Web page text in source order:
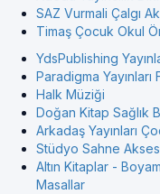
SAZ Vurmali Çalgı
Timaş Çocuk Okul
YdsPublishing
Paradigma
Halk Müziği
Doğan Kitap Sağlık
Arkadaş Yayınları
Stüdyo Sahne
Altın Kitaplar -
Masallar